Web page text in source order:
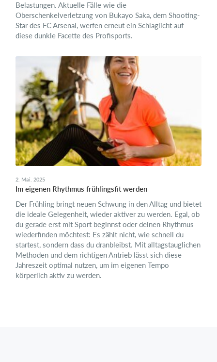
Belastungen. Aktuelle Fälle wie die
Oberschenkelverletzung von Bukayo Saka, dem Shooting-
Star des FC Arsenal, werfen erneut ein Schlaglicht auf
diese dunkle Facette des Profisports.
2. Mai. 2025
Im eigenen Rhythmus frühlingsfit werden
Der Frühling bringt neuen Schwung in den Alltag und bietet
die ideale Gelegenheit, wieder aktiver zu werden. Egal, ob
du gerade erst mit Sport beginnst oder deinen Rhythmus
wiederfinden möchtest: Es zählt nicht, wie schnell du
startest, sondern dass du dranbleibst. Mit alltagstauglichen
Methoden und dem richtigen Antrieb lässt sich diese
Jahreszeit optimal nutzen, um im eigenen Tempo
körperlich aktiv zu werden.